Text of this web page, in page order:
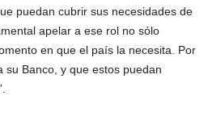
puedan cubrir sus necesidades de
apelar a ese rol no sólo
en que el país la necesita. Por
Banco, y que estos puedan